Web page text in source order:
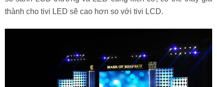
thành cho tivi LED sẽ cao hơn so với tivi LCD.